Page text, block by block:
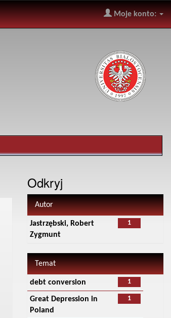
Moje konto:
Odkryj
Autor
1
Jastrzębski, Robert
Zygmunt
Temat
1
debt conversion
1
Great Depression in
Poland